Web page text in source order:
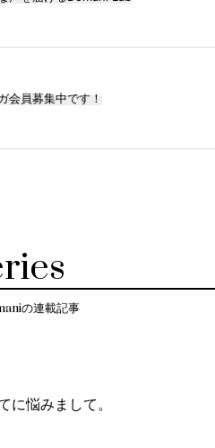
会員募集中です！
の連載記事
に悩みまして。